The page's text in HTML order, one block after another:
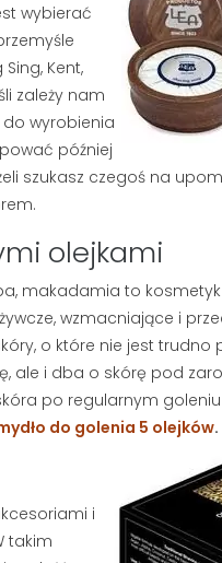
wybierać
Kent,
zależy nam
wyrobienia
później
szukasz czegoś na
olejkami
makadamia to
wzmacniające i
o które nie jest trudno
ale i dba o skórę pod
po regularnym
do golenia 5 olejków.
i
takim